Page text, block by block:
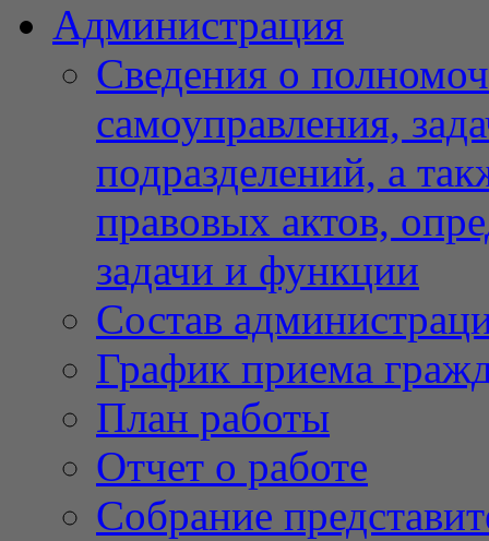
Администрация
Сведения о
самоуправления,
подразделений, а
правовых актов,
задачи и функции
Состав
График приема
План работы
Отчет о работе
Собрание